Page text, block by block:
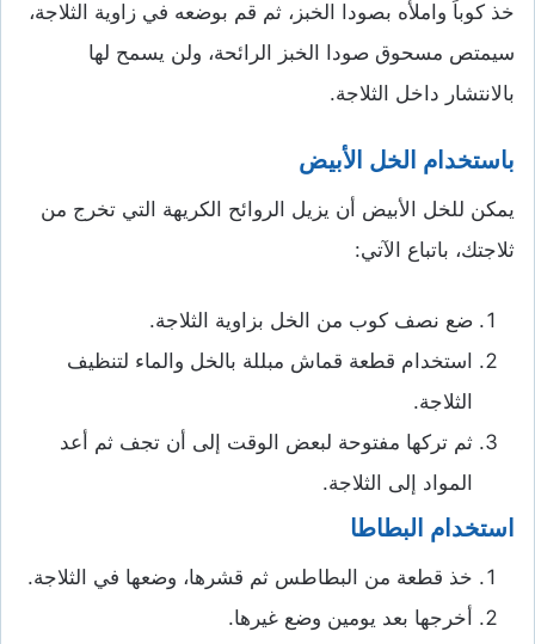
خذ كوباً واملأه بصودا الخبز، ثم قم بوضعه في زاوية الثلاجة،
سيمتص مسحوق صودا الخبز الرائحة، ولن يسمح لها
بالانتشار داخل الثلاجة.
باستخدام الخل الأبيض
يمكن للخل الأبيض أن يزيل الروائح الكريهة التي تخرج من
ثلاجتك، باتباع الآتي:
ضع نصف كوب من الخل بزاوية الثلاجة.
استخدام قطعة قماش مبللة بالخل والماء لتنظيف
الثلاجة.
ثم تركها مفتوحة لبعض الوقت إلى أن تجف ثم أعد
المواد إلى الثلاجة.
استخدام البطاطا
خذ قطعة من البطاطس ثم قشرها، وضعها في الثلاجة.
أخرجها بعد يومين وضع غيرها.